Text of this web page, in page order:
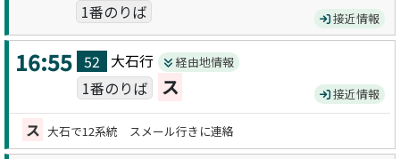
1番のりば 接近情報
16:55 52 大石行 経由地情報
1番のりば ス 接近情報
ス 大石で12系統 スメール行きに連絡